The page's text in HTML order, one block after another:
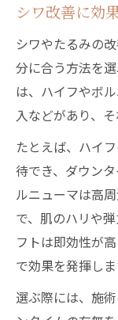
専門医
シワと
シワ改
継続しや
たる
シワ
再来
シワ悩
シワ改善に効
シワやたるみの
分に合う方法を
は、ハイフやボ
入などがあり、
たとえば、ハイ
待でき、ダウン
ルニューマは高
で、肌のハリや
フトは即効性が
で効果を発揮しま
選ぶ際には、施